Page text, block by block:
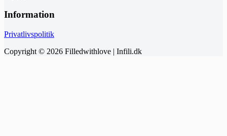
Information
Privatlivspolitik
Copyright © 2026 Filledwithlove | Infili.dk